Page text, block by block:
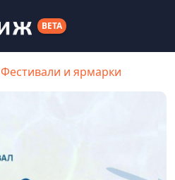
BETA
Фестивали и ярмарки